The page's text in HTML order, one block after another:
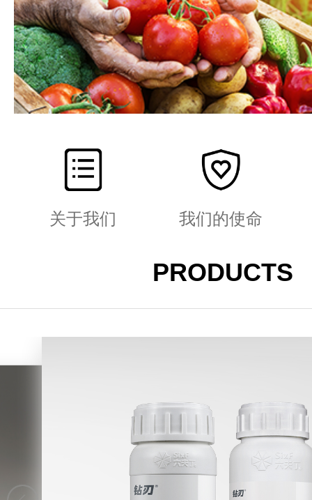
关于我们 我们的使命
PRODUCTS